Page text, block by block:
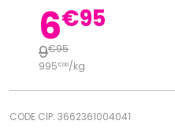
6€95
9€95
995€00/kg
CODE CIP: 3662361004041